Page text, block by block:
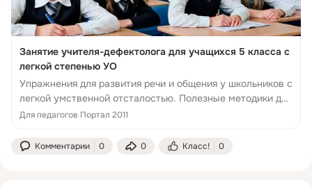
Занятие учителя-дефектолога для учащихся 5 класса с
легкой степенью УО
Упражнения для развития речи и общения у школьников с
легкой умственной отсталостью. Полезные методики для
учителей-дефектологов.
Для педагогов Портал 2011
Комментарии 0 0 Класс! 0